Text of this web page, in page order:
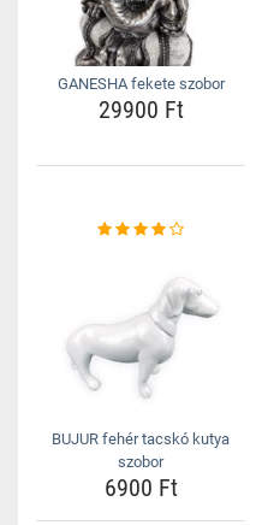
GANESHA fekete szobor
29900 Ft
BUJUR fehér tacskó kutya
szobor
6900 Ft